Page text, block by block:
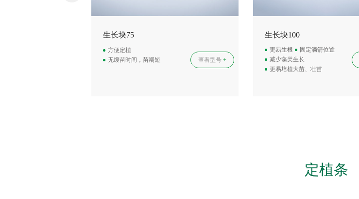
生长块75
方便定植
无缓苗时间，苗期短
查看型号 +
生长块100
更易生根
固定滴箭位置
减少藻类生长
更易培植大苗、壮苗
定植条